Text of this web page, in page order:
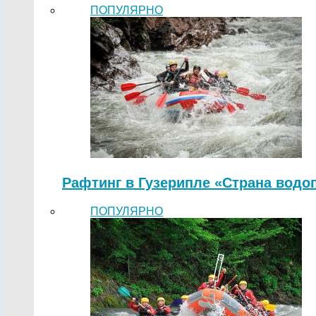
ПОПУЛЯРНО
Рафтинг в Гузерипле «Страна
ПОПУЛЯРНО